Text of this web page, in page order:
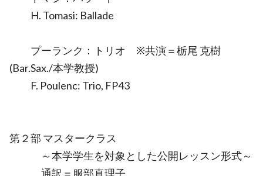
H. Tomasi: Ballade
プーランク：トリオ ※共演＝栃尾 克樹
(Bar.Sax./本学教授)
F. Poulenc: Trio, FP43
第２部 マスタークラス
～本学学生を対象とした公開レッスン形式～
通訳＝服部真理子